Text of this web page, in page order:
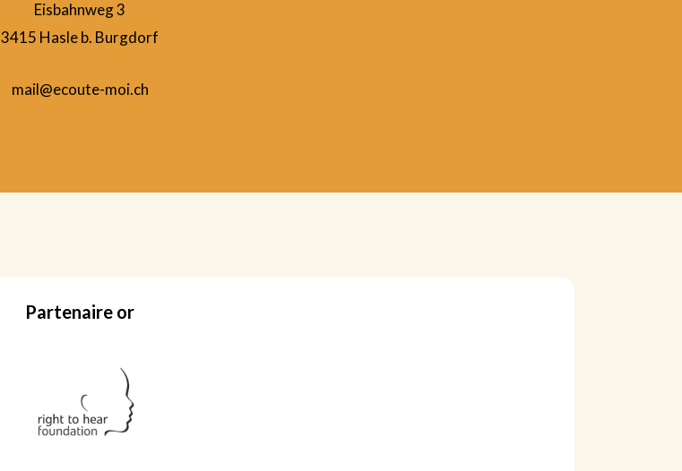
Eisbahnweg 3
3415 Hasle b. Burgdorf
mail@ecoute-moi.ch
Partenaire or